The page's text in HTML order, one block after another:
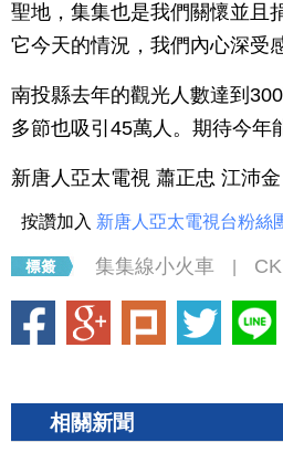
聖地，集集也是我們關懷並且
它今天的情況，我們內心深受
南投縣去年的觀光人數達到
多節也吸引45萬人。期待今年
新唐人亞太電視 蕭正忠 江沛
按讚加入 新唐人亞太電視台粉絲
集集線小火車
相關新聞